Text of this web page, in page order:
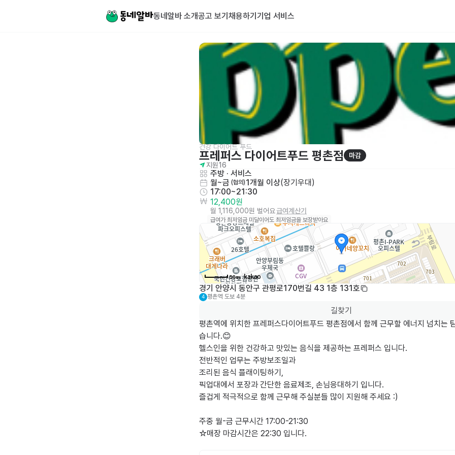
동네알바 소개공고 보기 채용하기 기업 서비스
건강 다이어트 푸드
프레퍼스 다이어트푸드 평촌점
마감
지원16
주방 · 서비스
월~금 (협의) 1개월 이상(장기우대 )
17:00~21:30
12,400원
월 1,116,000원 벌어요급여계산기
급여가 최저임금 미달이어도 최저임금을 보장받아요
50m
경기 안양시 동안구 관평로170번길 43 1층 131호
4 평촌역 도보 4분
길찾기
평촌역에 위치한 프레퍼스다이어트푸드 평촌점에서 함께 근무할 에너지 넘치는
습니다.😊
헬스인을 위한 건강하고 맛있는 음식을 제공하는 프레퍼스 입니다.
전반적인 업무는 주방보조일과
조리된 음식 플래이팅하기,
픽업대에서 포장과 간단한 음료제조, 손님응대하기 입니다.
즐겁게 적극적으로 함께 근무해 주실분들 많이 지원해 주세요 :)
주중 월-금 근무시간 17:00-21:30
☆매장 마감시간은 22:30 입니다.